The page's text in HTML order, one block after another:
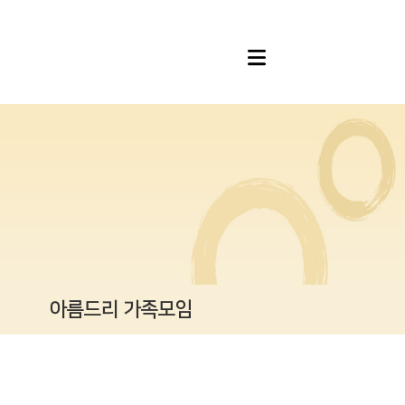
아름드리 가족모임